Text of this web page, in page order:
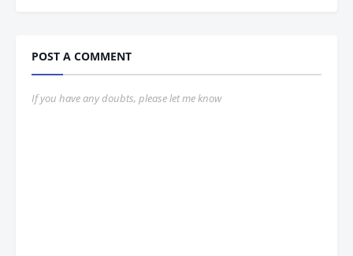
POST A COMMENT
If you have any doubts, please let me know